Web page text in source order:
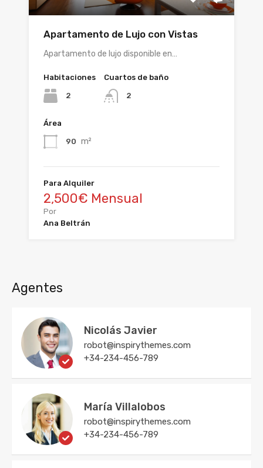
Apartamento de Lujo con Vistas
Apartamento de lujo disponible en…
Habitaciones
2
Cuartos de baño
2
Área
90 m²
Para Alquiler
2,500€ Mensual
Por
Ana Beltrán
Agentes
Nicolás Javier
robot@inspirythemes.com
+34-234-456-789
María Villalobos
robot@inspirythemes.com
+34-234-456-789